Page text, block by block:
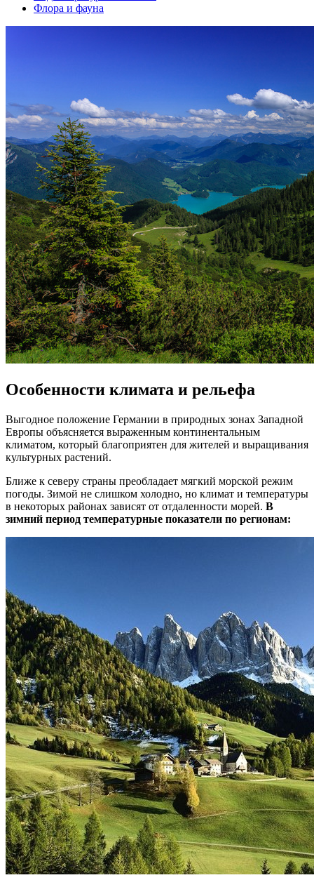
Флора и фауна
Особенности климата и рельефа
Выгодное положение Германии в природных зонах Западной
Европы объясняется выраженным континентальным
климатом, который благоприятен для жителей и выращивания
культурных растений.
Ближе к северу страны преобладает мягкий морской режим
погоды. Зимой не слишком холодно, но климат и температуры
в некоторых районах зависят от отдаленности морей. В
зимний период температурные показатели по регионам: